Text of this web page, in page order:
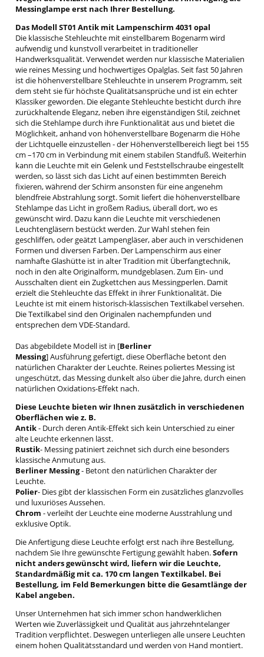
Messinglampe erst nach Ihrer Bestellung.
Das Modell ST01 Antik mit Lampenschirm 4031 opal
Die klassische Stehleuchte mit einstellbarem Bogenarm wird
aufwendig und kunstvoll verarbeitet in traditioneller
Handwerksqualität. Verwendet werden nur klassische Materialien
wie reines Messing und hochwertiges Opalglas. Seit fast 50 Jahren
ist die höhenverstellbare Stehleuchte in unserem Programm, seit
dem steht sie für höchste Qualitätsansprüche und ist ein echter
Klassiker geworden. Die elegante Stehleuchte besticht durch ihre
zurückhaltende Eleganz, neben ihre eigenständigen Stil, zeichnet
sich die Stehlampe durch ihre Funktionalität aus und bietet die
Möglichkeit, anhand von höhenverstellbare Bogenarm die Höhe
der Lichtquelle einzustellen - der Höhenverstellbereich liegt bei 155
cm –170 cm in Verbindung mit einem stabilen Standfuß. Weiterhin
kann die Leuchte mit ein Gelenk und Feststellschraube eingestellt
werden, so lässt sich das Licht auf einen bestimmten Bereich
fixieren, während der Schirm ansonsten für eine angenehm
blendfreie Abstrahlung sorgt. Somit liefert die höhenverstellbare
Stehlampe das Licht in großem Radius, überall dort, wo es
gewünscht wird. Dazu kann die Leuchte mit verschiedenen
Leuchtengläsern bestückt werden. Zur Wahl stehen fein
geschliffen, oder geätzt Lampengläser, aber auch in verschidenen
Formen und diversen Farben. Der Lampenschirm aus einer
namhafte Glashütte ist in alter Tradition mit Überfangtechnik,
noch in den alte Originalform, mundgeblasen. Zum Ein- und
Ausschalten dient ein Zugkettchen aus Messingperlen. Damit
erzielt die Stehleuchte das Effekt in ihrer Funktionalität. Die
Leuchte ist mit einem historisch-klassischen Textilkabel versehen.
Die Textilkabel sind den Originalen nachempfunden und
entsprechen dem VDE-Standard.
Das abgebildete Modell ist in [Berliner
Messing] Ausführung gefertigt, diese Oberfläche betont den
natürlichen Charakter der Leuchte. Reines poliertes Messing ist
ungeschützt, das Messing dunkelt also über die Jahre, durch einen
natürlichen Oxidations-Effekt nach.
Diese Leuchte bieten wir Ihnen zusätzlich in verschiedenen
Oberflächen wie z. B.
Antik- Durch deren Antik-Effekt sich kein Unterschied zu einer
alte Leuchte erkennen lässt.
Rustik- Messing patiniert zeichnet sich durch eine besonders
klassische Anmutung aus.
Berliner Messing- Betont den natürlichen Charakter der
Leuchte.
Polier- Dies gibt der klassischen Form ein zusätzliches glanzvolles
und luxuriöses Aussehen.
Chrom - verleiht der Leuchte eine moderne Ausstrahlung und
exklusive Optik.
Die Anfertigung diese Leuchte erfolgt erst nach ihre Bestellung,
nachdem Sie Ihre gewünschte Fertigung gewählt haben.Sofern
nicht anders gewünscht wird, liefern wir die Leuchte,
Standardmäßig mit ca. 170 cm langen Textilkabel. Bei
Bestellung, im Feld Bemerkungen bitte die Gesamtlänge der
Kabel angeben.
Unser Unternehmen hat sich immer schon handwerklichen
Werten wie Zuverlässigkeit und Qualität aus jahrzehntelanger
Tradition verpflichtet. Deswegen unterliegen alle unsere Leuchten
einem hohen Qualitätsstandard und werden von Hand montiert.